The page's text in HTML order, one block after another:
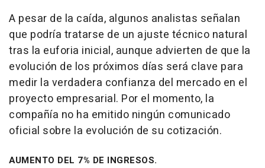
A pesar de la caída, algunos analistas señalan
que podría tratarse de un ajuste técnico natural
tras la euforia inicial, aunque advierten de que la
evolución de los próximos días será clave para
medir la verdadera confianza del mercado en el
proyecto empresarial. Por el momento, la
compañía no ha emitido ningún comunicado
oficial sobre la evolución de su cotización.
AUMENTO DEL 7% DE INGRESOS.